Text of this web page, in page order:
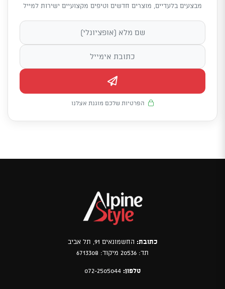
מבצעים בלעדיים, מוצרים חדשים וטיפים מקצועיים ישירות למייל
הפרטיות שלכם מוגנת אצלנו
כתובת: החשמונאים 91, תל אביב
תד: 20536 מיקוד: 6713308
טלפון: 072-2505044